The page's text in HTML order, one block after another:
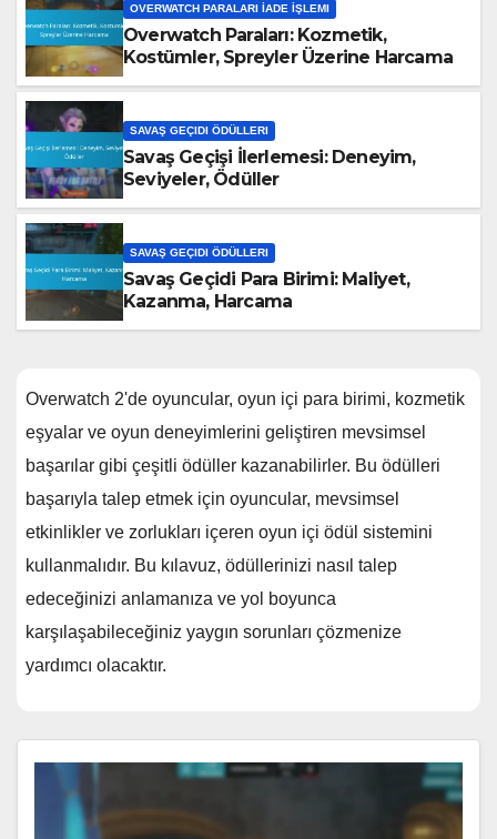
OVERWATCH PARALARI İADE İŞLEMI
Overwatch Paraları: Kozmetik,
Kostümler, Spreyler Üzerine Harcama
SAVAŞ GEÇIDI ÖDÜLLERI
Savaş Geçişi İlerlemesi: Deneyim,
Seviyeler, Ödüller
SAVAŞ GEÇIDI ÖDÜLLERI
Savaş Geçidi Para Birimi: Maliyet,
Kazanma, Harcama
Overwatch 2'de oyuncular, oyun içi para birimi, kozmetik
eşyalar ve oyun deneyimlerini geliştiren mevsimsel
başarılar gibi çeşitli ödüller kazanabilirler. Bu ödülleri
başarıyla talep etmek için oyuncular, mevsimsel
etkinlikler ve zorlukları içeren oyun içi ödül sistemini
kullanmalıdır. Bu kılavuz, ödüllerinizi nasıl talep
edeceğinizi anlamanıza ve yol boyunca
karşılaşabileceğiniz yaygın sorunları çözmenize
yardımcı olacaktır.